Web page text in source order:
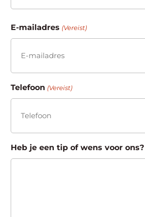
E-mailadres (Vereist)
Telefoon (Vereist)
Heb je een tip of wens voor ons?